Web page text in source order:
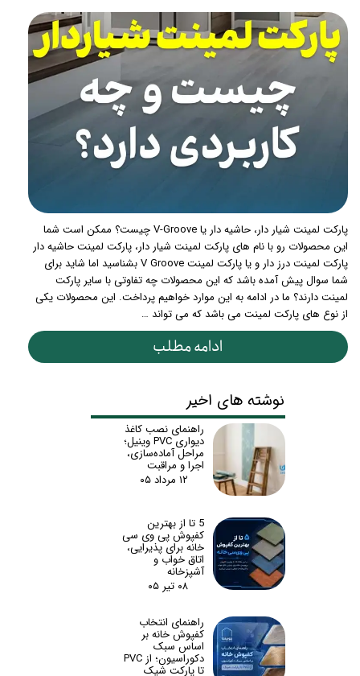
پارکت لمینت شیار دار، حاشیه دار یا V-Groove چیست؟ ممکن است شما
این محصولات رو با نام های پارکت لمینت شیار دار، پارکت لمینت حاشیه دار
پارکت لمینت درز دار و یا پارکت لمینت V Groove بشناسید اما شاید برای
شما سوال پیش آمده باشد که این محصولات چه تفاوتی با سایر پارکت
لمینت دارند؟ ما در ادامه به این موارد خواهیم پرداخت. این محصولات یکی
از نوع های پارکت لمینت می باشد که می تواند …
ادامه مطلب
نوشته های اخیر
راهنمای نصب کاغذ
دیواری PVC وینیل؛
مراحل آماده‌سازی،
اجرا و مراقبت
۱۲ مرداد ۰۵
5 تا از بهترین
کفپوش پی وی سی
خانه برای پذیرایی،
اتاق خواب و
آشپزخانه
۰۸ تیر ۰۵
راهنمای انتخاب
کفپوش خانه بر
اساس سبک
دکوراسیون؛ از PVC
تا پارکت شیک